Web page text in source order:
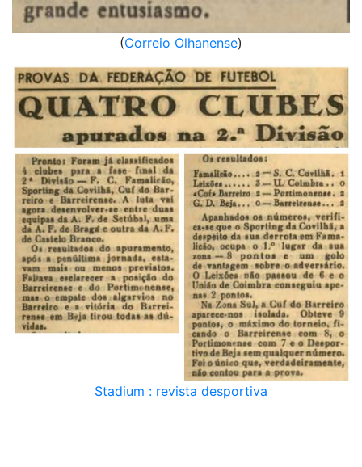
(Correio Olhanense)
Stadium : revista desportiva